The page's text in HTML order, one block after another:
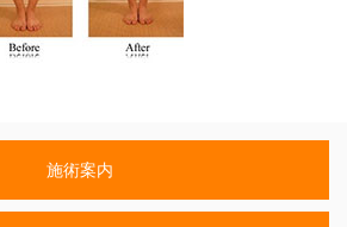
施術案内